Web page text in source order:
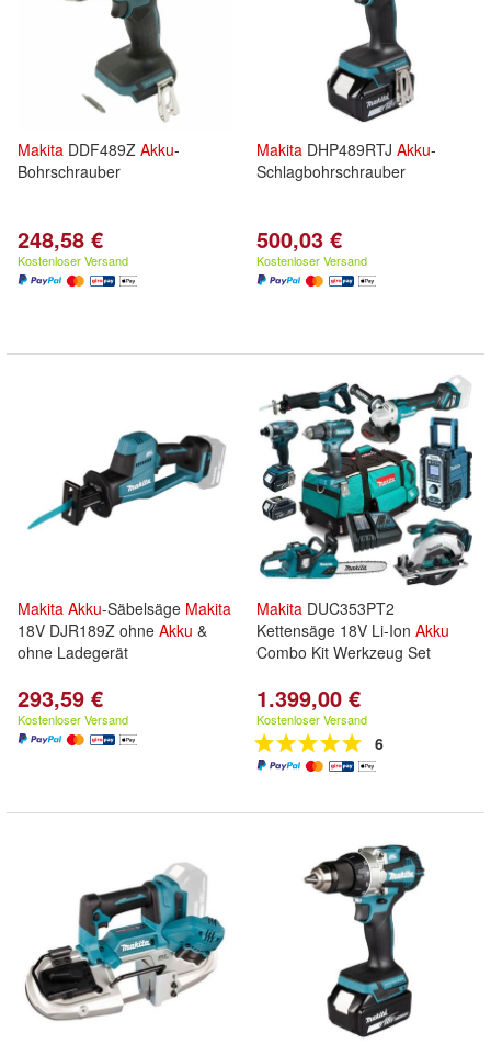
Makita DDF489Z Akku-
Bohrschrauber
248,58 €
Kostenloser Versand
Makita DHP489RTJ Akku-
Schlagbohrschrauber
500,03 €
Kostenloser Versand
Makita Akku-Säbelsäge Makita
18V DJR189Z ohne Akku &
ohne Ladegerät
293,59 €
Kostenloser Versand
Makita DUC353PT2
Kettensäge 18V Li-Ion Akku
Combo Kit Werkzeug Set
1.399,00 €
Kostenloser Versand
6